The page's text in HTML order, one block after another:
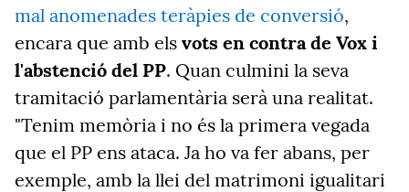
mal anomenades teràpies de conversió,
encara que amb els vots en contra de Vox i
l'abstenció del PP. Quan culmini la seva
tramitació parlamentària serà una realitat.
"Tenim memòria i no és la primera vegada
que el PP ens ataca. Ja ho va fer abans, per
exemple, amb la llei del matrimoni igualitari